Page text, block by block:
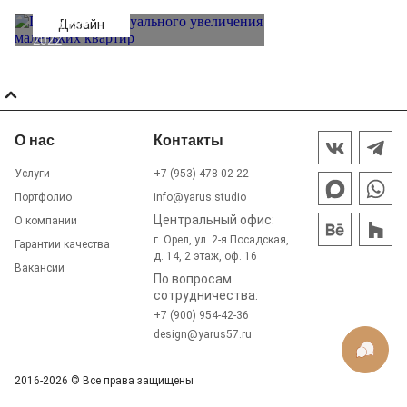
Дизайн
квартир
августа
2022
О нас
Услуги
Портфолио
О компании
Гарантии качества
Вакансии
Контакты
+7 (953) 478-02-22
info@yarus.studio
Центральный офис:
г. Орел, ул. 2-я Посадская,
д. 14, 2 этаж, оф. 16
По вопросам
сотрудничества:
+7 (900) 954-42-36
design@yarus57.ru
2016-2026 © Все права защищены